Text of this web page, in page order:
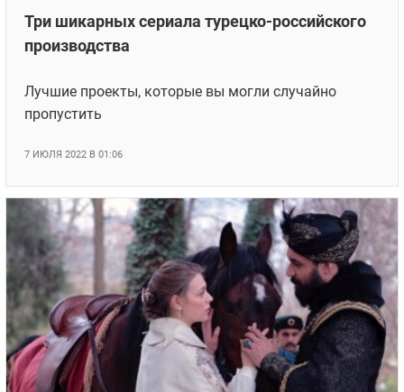
Три шикарных сериала турецко-российского
производства
Лучшие проекты, которые вы могли случайно
пропустить
7 ИЮЛЯ 2022 В 01:06